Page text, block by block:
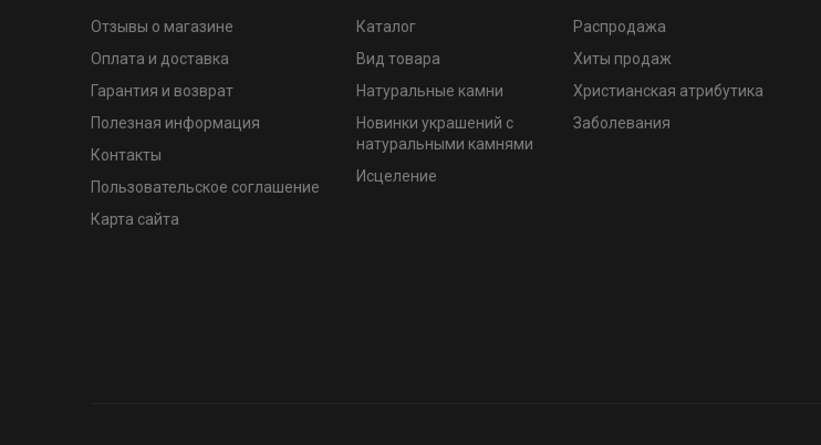
Отзывы о магазине
Оплата и доставка
Гарантия и возврат
Полезная информация
Контакты
Пользовательское соглашение
Карта сайта
Каталог
Вид товара
Натуральные камни
Новинки украшений с
натуральными камнями
Распродажа
Хиты продаж
Христианская атрибутика
Заболевания
Исцеление